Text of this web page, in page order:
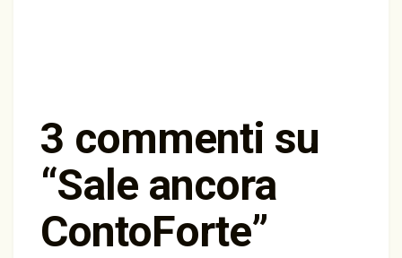
3 commenti su
“Sale ancora
ContoForte”